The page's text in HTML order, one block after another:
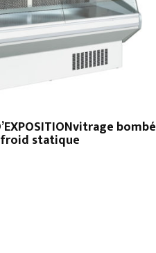
bombé
froid statique